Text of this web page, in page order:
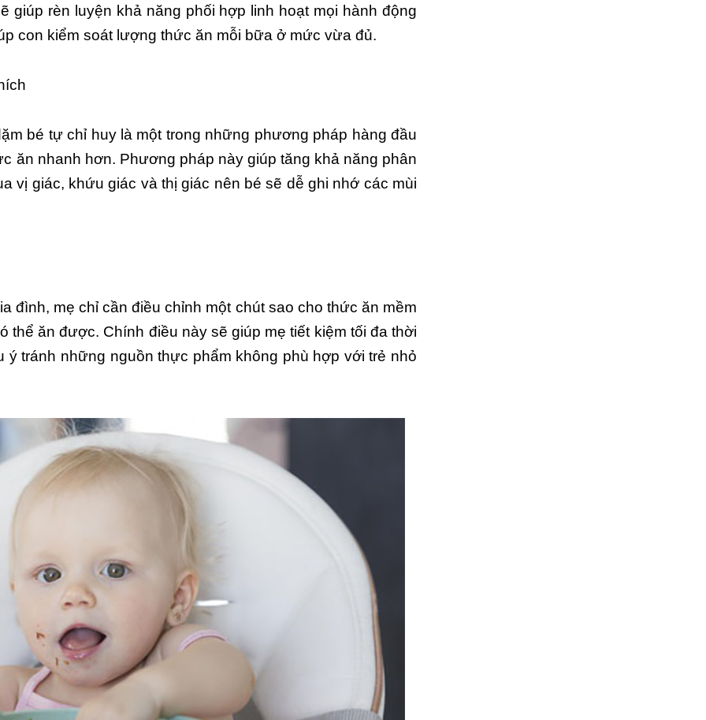
giúp rèn luyện khả năng phối hợp linh hoạt mọi hành động
con kiểm soát lượng thức ăn mỗi bữa ở mức vừa đủ.
bé tự chỉ huy là một trong những phương pháp hàng đầu
ăn nhanh hơn. Phương pháp này giúp tăng khả năng phân
vị giác, khứu giác và thị giác nên bé sẽ dễ ghi nhớ các mùi
đình, mẹ chỉ cần điều chỉnh một chút sao cho thức ăn mềm
thể ăn được. Chính điều này sẽ giúp mẹ tiết kiệm tối đa thời
tránh những nguồn thực phẩm không phù hợp với trẻ nhỏ